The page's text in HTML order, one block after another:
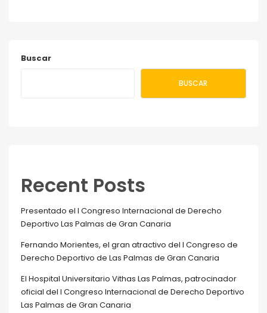
Buscar
BUSCAR
Recent Posts
Presentado el I Congreso Internacional de Derecho
Deportivo Las Palmas de Gran Canaria
Fernando Morientes, el gran atractivo del I Congreso de
Derecho Deportivo de Las Palmas de Gran Canaria
El Hospital Universitario Vithas Las Palmas, patrocinador
oficial del I Congreso Internacional de Derecho Deportivo
Las Palmas de Gran Canaria